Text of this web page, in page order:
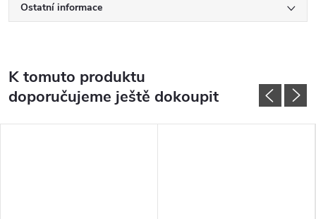
Ostatní informace
K tomuto produktu
doporučujeme ještě dokoupit